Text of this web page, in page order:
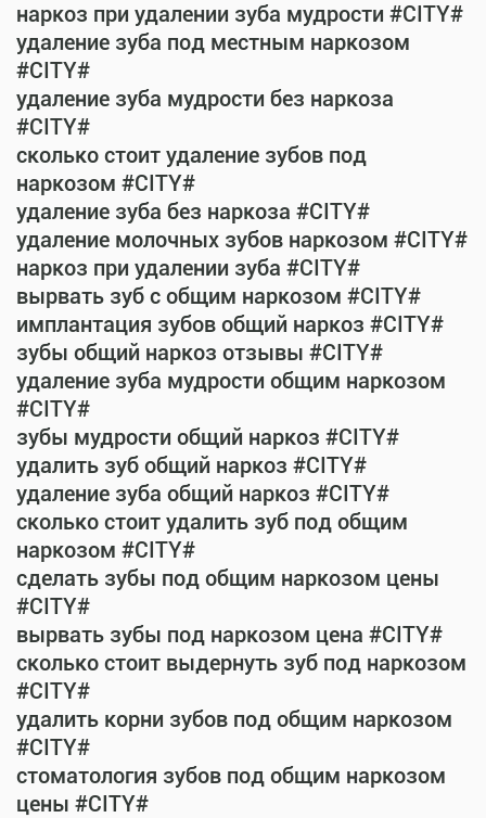
наркоз при удалении зуба мудрости #CITY#
удаление зуба под местным наркозом
#CITY#
удаление зуба мудрости без наркоза
#CITY#
сколько стоит удаление зубов под
наркозом #CITY#
удаление зуба без наркоза #CITY#
удаление молочных зубов наркозом #CITY#
наркоз при удалении зуба #CITY#
вырвать зуб с общим наркозом #CITY#
имплантация зубов общий наркоз #CITY#
зубы общий наркоз отзывы #CITY#
удаление зуба мудрости общим наркозом
#CITY#
зубы мудрости общий наркоз #CITY#
удалить зуб общий наркоз #CITY#
удаление зуба общий наркоз #CITY#
сколько стоит удалить зуб под общим
наркозом #CITY#
сделать зубы под общим наркозом цены
#CITY#
вырвать зубы под наркозом цена #CITY#
сколько стоит выдернуть зуб под наркозом
#CITY#
удалить корни зубов под общим наркозом
#CITY#
стоматология зубов под общим наркозом
цены #CITY#